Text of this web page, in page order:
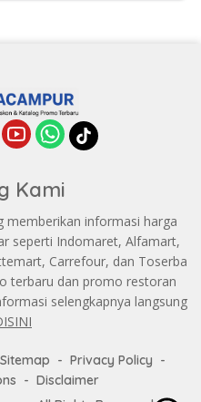
Kami
memberikan informasi harga
seperti Indomaret, Alfamart,
Carrefour, dan Toserba
terbaru dan promo restoran
selengkapnya langsung
Sitemap
Privacy Policy
Disclaimer